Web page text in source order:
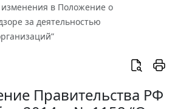
в Положение о
за деятельностью
Правительства РФ